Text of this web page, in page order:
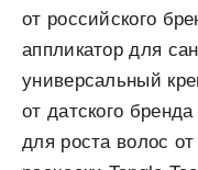
от российского
аппликатор для
универсальный
от датского
для роста волос